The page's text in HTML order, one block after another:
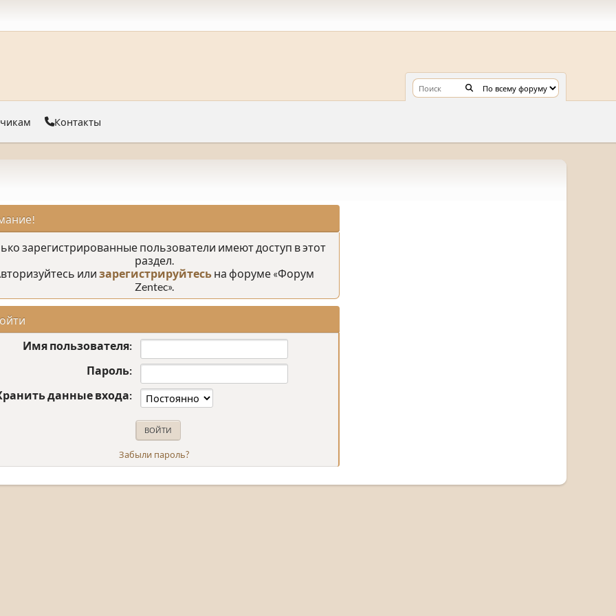
Контакты
зарегистрированные пользователи имеют доступ в этот
раздел.
или зарегистрируйтесь на форуме «Форум
Zentec».
Имя пользователя:
Пароль:
данные входа:
Забыли пароль?